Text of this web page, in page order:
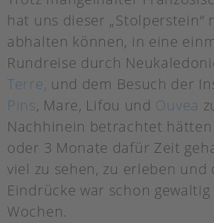
hat uns dieser „Stolperstein“
abhalten können, in eine
Rundreise durch
Terre, und dem Besuch der
Pins, Mare, Lifou und Ouvea
Nachhinein betrachtet
oder 3 Monate dafür Zeit
viel zu sehen, zu erleben und
Eindrücke war schon gewaltig
Wochen.